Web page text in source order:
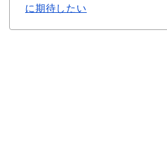
に期待したい